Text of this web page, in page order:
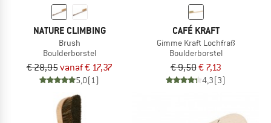
NATURE CLIMBING
Brush
Boulderborstel
€ 28,95vanaf € 17,37
5,0(1)
CAFÉ KRAFT
Gimme Kraft Lochfraß
Boulderborstel
€ 9,50€ 7,13
4,3(3)